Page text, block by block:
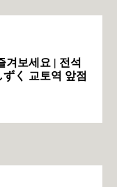
겨보세요 | 전석
く 교토역 앞점